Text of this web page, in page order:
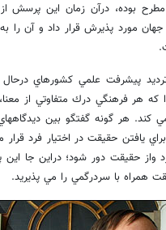
بوده، درآن زمان اين پرسش
مورد پذيرش قرار داد و آن را به
پيشرفت علمي كشورهاي
كه هر فرهنگي درك متفاوتي از
هر گونه گفتگو بين ديدگاههاي
يافتن حقيقت در اختيار فرد
واز حقيقت دور شود؛ دراين جا
همراه با سردرگمي را مي پذيريد.